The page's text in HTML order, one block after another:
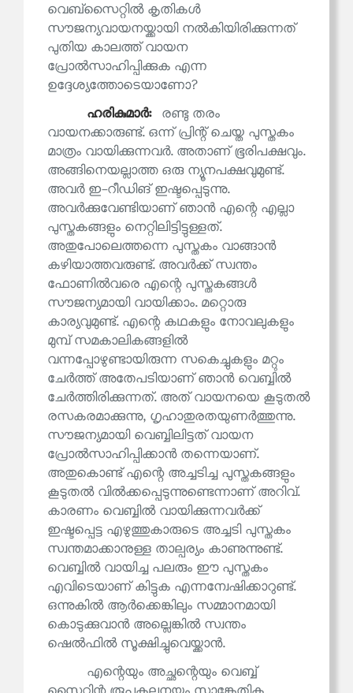
വെബ്‌സൈറ്റിൽ കൃതികൾ
സൗജന്യവായനയ്ക്കായി നൽകിയിരിക്കുന്നത്
പുതിയ കാലത്ത് വായന
പ്രോൽസാഹിപ്പിക്കുക എന്ന
ഉദ്ദേശ്യത്തോടെയാണോ?
ഹരികുമാര്‍:
രണ്ടു തരം
വായനക്കാരുണ്ട്. ഒന്ന് പ്രിന്റ് ചെയ്ത പുസ്തകം
മാത്രം വായിക്കുന്നവർ. അതാണ് ഭൂരിപക്ഷവും.
അങ്ങിനെയല്ലാത്ത ഒരു ന്യൂനപക്ഷവുമുണ്ട്.
അവർ ഇ-റീഡിങ് ഇഷ്ടപ്പെടുന്നു.
അവർക്കുവേണ്ടിയാണ് ഞാൻ എന്റെ എല്ലാ
പുസ്തകങ്ങളും നെറ്റിലിട്ടിട്ടുള്ളത്.
അതുപോലെത്തന്നെ പുസ്തകം വാങ്ങാൻ
കഴിയാത്തവരുണ്ട്. അവർക്ക് സ്വന്തം
ഫോണിൽവരെ എന്റെ പുസ്തകങ്ങൾ
സൗജന്യമായി വായിക്കാം. മറ്റൊരു
കാര്യവുമുണ്ട്. എന്റെ കഥകളും നോവലുകളും
മുമ്പ് സമകാലികങ്ങളിൽ
വന്നപ്പോഴുണ്ടായിരുന്ന സകെച്ചുകളും മറ്റും
ചേർത്ത് അതേപടിയാണ് ഞാൻ വെബ്ബിൽ
ചേർത്തിരിക്കുന്നത്. അത് വായനയെ കൂടുതൽ
രസകരമാക്കുന്നു, ഗൃഹാതുരതയുണർത്തുന്നു.
സൗജന്യമായി വെബ്ബിലിട്ടത് വായന
പ്രോൽസാഹിപ്പിക്കാൻ തന്നെയാണ്.
അതുകൊണ്ട് എന്റെ അച്ചടിച്ച പുസ്തകങ്ങളും
കൂടുതൽ വിൽക്കപ്പെടുന്നുണ്ടെന്നാണ് അറിവ്.
കാരണം വെബ്ബിൽ വായിക്കുന്നവർക്ക്
ഇഷ്ടപ്പെട്ട എഴുത്തുകാരുടെ അച്ചടി പുസ്തകം
സ്വന്തമാക്കാനുള്ള താല്പര്യം കാണുന്നുണ്ട്.
വെബ്ബിൽ വായിച്ച പലരും ഈ പുസ്തകം
എവിടെയാണ് കിട്ടുക എന്നന്വേഷിക്കാറുണ്ട്.
ഒന്നുകിൽ ആർക്കെങ്കിലും സമ്മാനമായി
കൊടുക്കുവാൻ അല്ലെങ്കിൽ സ്വന്തം
ഷെൽഫിൽ സൂക്ഷിച്ചുവെയ്ക്കാൻ.
എന്റെയും അച്ഛന്റെയും വെബ്ബ്